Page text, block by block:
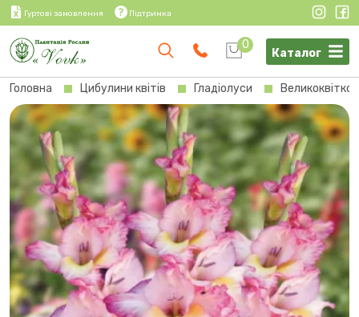
Гуртові замовлення Підтримка
0
Каталог
Головна Цибулини квітів Гладіолуси